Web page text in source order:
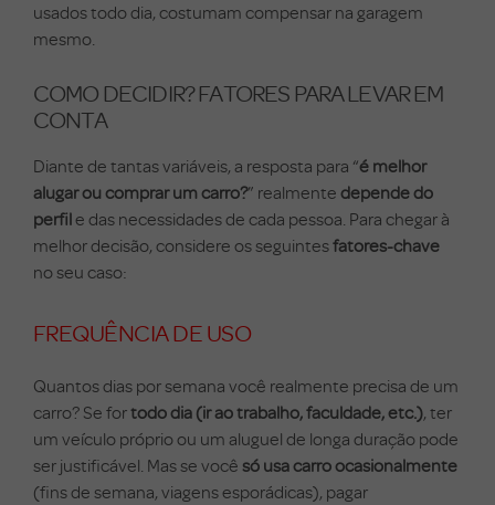
usados todo dia, costumam compensar na garagem
mesmo.
COMO DECIDIR? FATORES PARA LEVAR EM
CONTA
Diante de tantas variáveis, a resposta para “é melhor
alugar ou comprar um carro?” realmente depende do
perfile das necessidades de cada pessoa. Para chegar à
melhor decisão, considere os seguintesfatores-chave
no seu caso:
FREQUÊNCIA DE USO
Quantos dias por semana você realmente precisa de um
carro? Se fortodo dia (ir ao trabalho, faculdade, etc.), ter
um veículo próprio ou um aluguel de longa duração pode
ser justificável. Mas se você só usa carro ocasionalmente
(fins de semana, viagens esporádicas), pagar